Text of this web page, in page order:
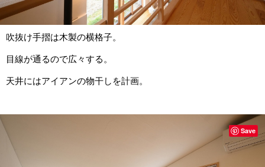
吹抜け手摺は木製の横格子。
目線が通るので広々する。
天井にはアイアンの物干しを計画。
Save